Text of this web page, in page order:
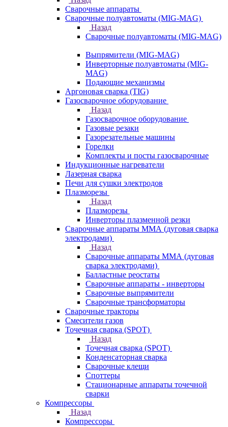
Сварочные аппараты
Сварочные полуавтоматы (MIG-MAG)
Назад
Сварочные полуавтоматы (MIG-MAG)
Выпрямители (MIG-MAG)
Инверторные полуавтоматы (MIG-
MAG)
Подающие механизмы
Аргоновая сварка (TIG)
Газосварочное оборудование
Назад
Газосварочное оборудование
Газовые резаки
Газорезательные машины
Горелки
Комплекты и посты газосварочные
Индукционные нагреватели
Лазерная сварка
Печи для сушки электродов
Плазморезы
Назад
Плазморезы
Инверторы плазменной резки
Сварочные аппараты ММА (дуговая сварка
электродами)
Назад
Сварочные аппараты ММА (дуговая
сварка электродами)
Балластные реостаты
Сварочные аппараты - инверторы
Сварочные выпрямители
Сварочные трансформаторы
Сварочные тракторы
Смесители газов
Точечная сварка (SPOT)
Назад
Точечная сварка (SPOT)
Конденсаторная сварка
Сварочные клещи
Споттеры
Стационарные аппараты точечной
сварки
Компрессоры
Назад
Компрессоры